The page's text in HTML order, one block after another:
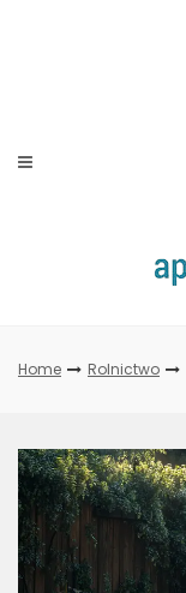
Home Rolnictwo